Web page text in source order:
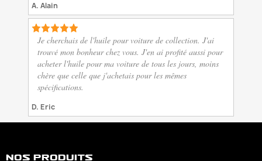
A. Alain
Je cherchais de l'huile pour voiture de collection. J'ai
trouvé mon bonheur chez vous. J'en ai profité aussi pour
acheter l'huile pour ma voiture de tous les jours, moins
chère que celle que j'achetais pour les mêmes
spécifications.
D. Eric
Nos Produits